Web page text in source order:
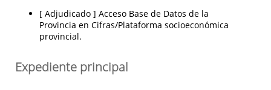
[ Adjudicado ] Acceso Base de Datos de la
Provincia en Cifras/Plataforma socioeconómica
provincial.
Expediente principal